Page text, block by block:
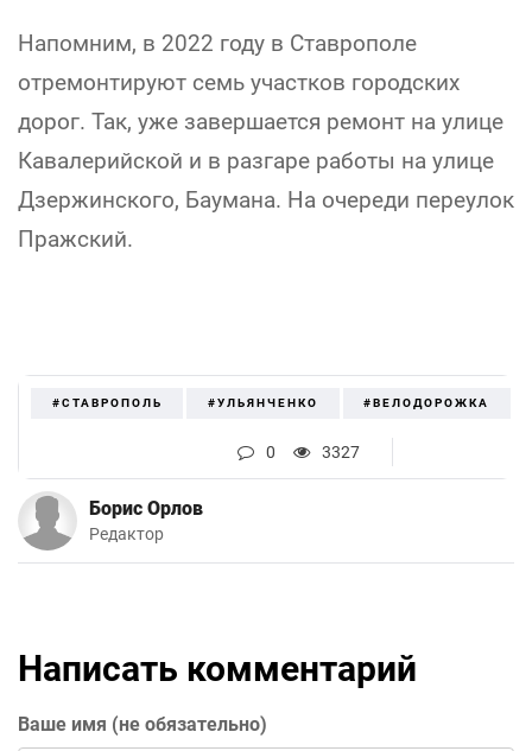
Напомним, в 2022 году в Ставрополе
отремонтируют семь участков городских
дорог. Так, уже завершается ремонт на улице
Кавалерийской и в разгаре работы на улице
Дзержинского, Баумана. На очереди переулок
Пражский.
#СТАВРОПОЛЬ #УЛЬЯНЧЕНКО #ВЕЛОДОРОЖКА
0 3327
Борис Орлов
Редактор
Написать комментарий
Ваше имя (не обязательно)